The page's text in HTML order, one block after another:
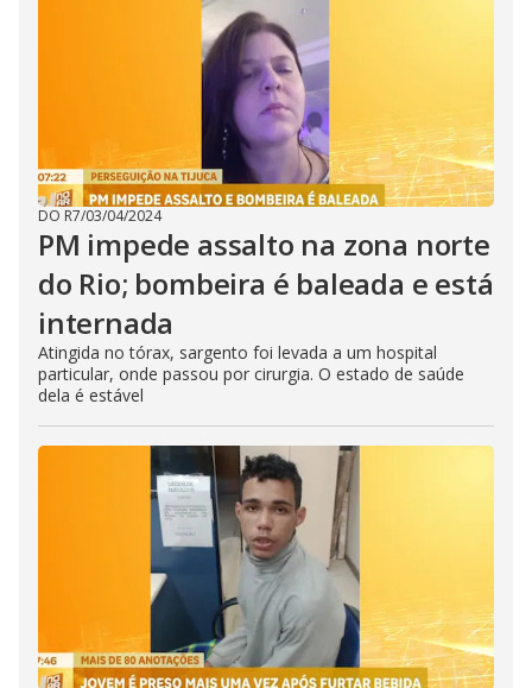
DO R7/03/04/2024
PM impede assalto na zona norte
do Rio; bombeira é baleada e está
internada
Atingida no tórax, sargento foi levada a um hospital
particular, onde passou por cirurgia. O estado de saúde
dela é estável